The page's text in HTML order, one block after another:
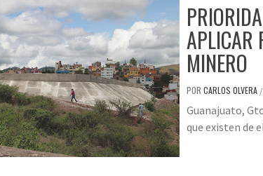
APLICAR
MINERO
POR CARLOS OLVERA /
Guanajuato,
que existen de